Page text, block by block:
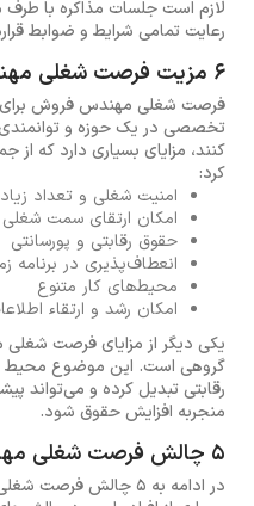
لازم است جلسات مذاکره با طرف
رعایت تمامی شرایط و ضوابط
6 مزیت فرصت شغلی مهندس فروش
فرصت شغلی مهندس فروش برای
تخصصی در یک حوزه و
کرد:
امنیت شغلی و تعداد
امکان ارتقای سمت شغلی
حقوق رقابتی و پورسانتی
انعطاف‌پذیری در برنامه
محیط‌های کار متنوع
امکان رشد و ارتقاء
یکی دیگر از مزایای فرصت
گروهی است. این موضوع محیط
رقابتی تبدیل کرده و می‌تواند
منجربه افزایش حقوق شود.
5 چالش‌ فرصت شغلی مهندس فروش
در ادامه به 5 چالش